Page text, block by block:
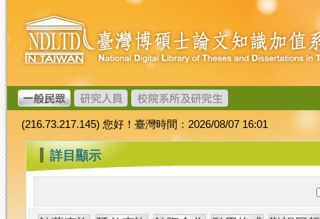
跳
到
主
要
內
容
臺
灣
博
碩
士
論
文
加
值
系
統
(216.73.217.145) 您好！臺灣時間：2026/08/07 16:01
::: 詳目顯示